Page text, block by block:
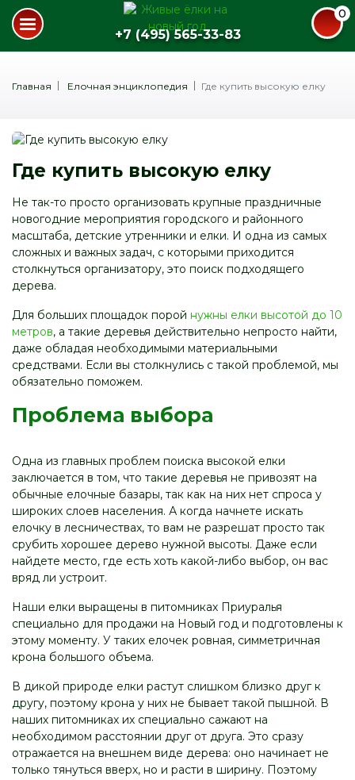
+7 (495) 565-33-83
0
Главная Елочная энциклопедия Где купить высокую елку
Где купить высокую елку
Не так-то просто организовать крупные праздничные
новогодние мероприятия городского и районного
масштаба, детские утренники и елки. И одна из самых
сложных и важных задач, с которыми приходится
столкнуться организатору, это поиск подходящего
дерева.
Для больших площадок порой нужны елки высотой до 10
метров, а такие деревья действительно непросто найти,
даже обладая необходимыми материальными
средствами. Если вы столкнулись с такой проблемой, мы
обязательно поможем.
Проблема выбора
Одна из главных проблем поиска высокой елки
заключается в том, что такие деревья не привозят на
обычные елочные базары, так как на них нет спроса у
широких слоев населения. А когда начнете искать
елочку в лесничествах, то вам не разрешат просто так
срубить хорошее дерево нужной высоты. Даже если
найдете место, где есть хоть какой-либо выбор, он вас
вряд ли устроит.
Наши елки выращены в питомниках Приуралья
специально для продажи на Новый год и подготовлены к
этому моменту. У таких елочек ровная, симметричная
крона большого объема.
В дикой природе елки растут слишком близко друг к
другу, поэтому крона у них не бывает такой пышной. В
наших питомниках их специально сажают на
необходимом расстоянии друг от друга. Это сразу
отражается на внешнем виде дерева: оно начинает не
только тянуться вверх, но и расти в ширину. Поэтому